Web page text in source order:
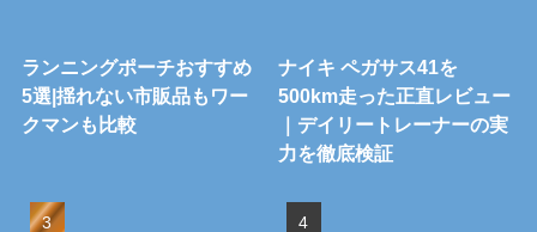
ランニングポーチおすすめ
5選|揺れない市販品もワー
クマンも比較
ナイキ ペガサス41を
500km走った正直レビュー
｜デイリートレーナーの実
力を徹底検証